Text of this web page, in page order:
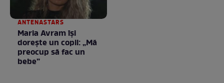
ANTENASTARS
Maria Avram își
dorește un copil: „Mă
preocup să fac un
bebe”